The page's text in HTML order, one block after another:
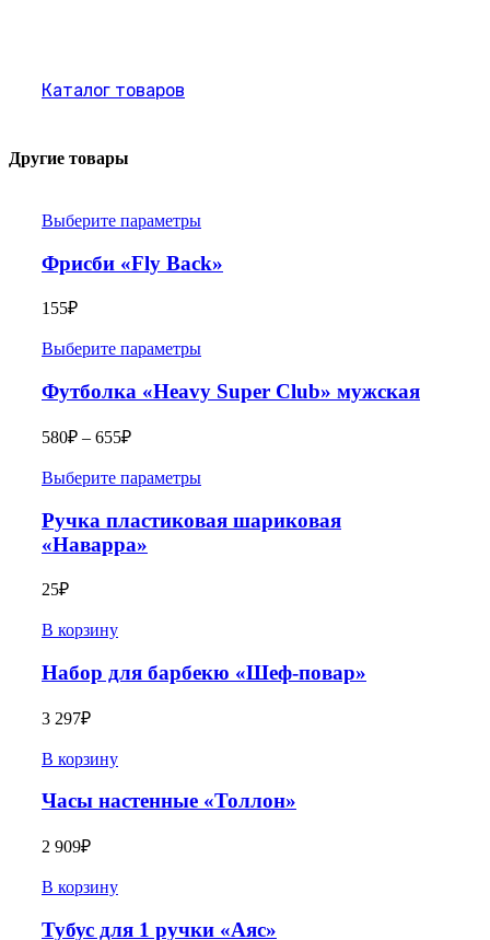
Каталог товаров
Другие товары
Выберите параметры
Фрисби «Fly Back»
155₽
Выберите параметры
Футболка «Heavy Super Club» мужская
580₽ – 655₽
Выберите параметры
Ручка пластиковая шариковая
«Наварра»
25₽
В корзину
Набор для барбекю «Шеф-повар»
3 297₽
В корзину
Часы настенные «Толлон»
2 909₽
В корзину
Тубус для 1 ручки «Аяс»